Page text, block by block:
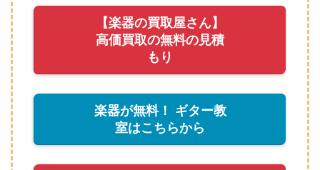
【楽器の買取屋さん】
高価買取の無料の見積
もり
楽器が無料！ ギター教
室はこちらから